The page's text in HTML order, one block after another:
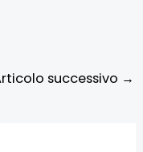
successivo →